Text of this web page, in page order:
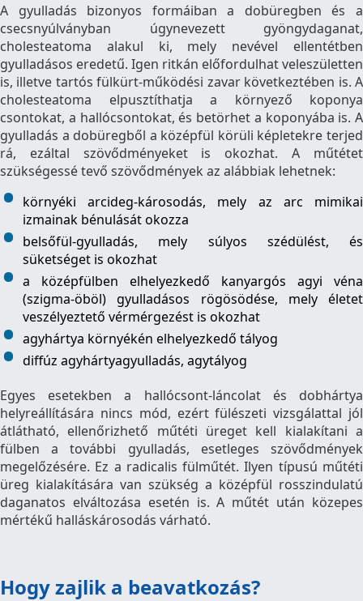
A gyulladás bizonyos formáiban a dobüregben és a
csecsnyúlványban úgynevezett gyöngydaganat,
cholesteatoma alakul ki, mely nevével ellentétben
gyulladásos eredetű. Igen ritkán előfordulhat veleszületten
is, illetve tartós fülkürt-működési zavar következtében is. A
cholesteatoma elpusztíthatja a környező koponya
csontokat, a hallócsontokat, és betörhet a koponyába is. A
gyulladás a dobüregből a középfül körüli képletekre terjed
rá, ezáltal szövődményeket is okozhat. A műtétet
szükségessé tevő szövődmények az alábbiak lehetnek:
környéki arcideg-károsodás, mely az arc mimikai
izmainak bénulását okozza
belsőfül-gyulladás, mely súlyos szédülést, és
süketséget is okozhat
a középfülben elhelyezkedő kanyargós agyi véna
(szigma-öböl) gyulladásos rögösödése, mely életet
veszélyeztető vérmérgezést is okozhat
agyhártya környékén elhelyezkedő tályog
diffúz agyhártyagyulladás, agytályog
Egyes esetekben a hallócsont-láncolat és dobhártya
helyreállítására nincs mód, ezért fülészeti vizsgálattal jól
átlátható, ellenőrizhető műtéti üreget kell kialakítani a
fülben a további gyulladás, esetleges szövődmények
megelőzésére. Ez a radicalis fülműtét. Ilyen típusú műtéti
üreg kialakítására van szükség a középfül rosszindulatú
daganatos elváltozása esetén is. A műtét után közepes
mértékű halláskárosodás várható.
Hogy zajlik a beavatkozás?